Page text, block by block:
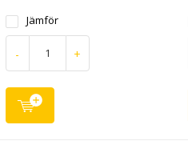
Jämför
- +